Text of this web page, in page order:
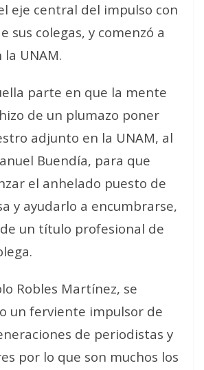
eje central del impulso con
sus colegas, y comenzó a
la UNAM.
parte en que la mente
de un plumazo poner
adjunto en la UNAM, al
Buendía, para que
el anhelado puesto de
y ayudarlo a encumbrarse,
un título profesional de
Robles Martínez, se
un ferviente impulsor de
de periodistas y
por lo que son muchos los